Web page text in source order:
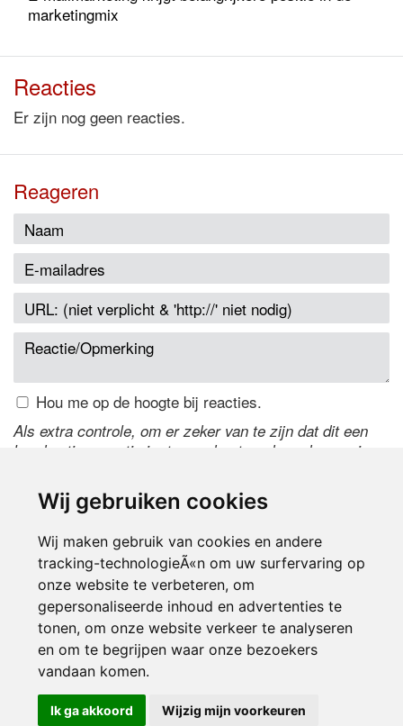
Wij gebruiken cookies
Wij maken gebruik van cookies en andere
tracking-technologieÃ«n om uw surfervaring op
onze website te verbeteren, om
gepersonaliseerde inhoud en advertenties te
tonen, om onze website verkeer te analyseren
en om te begrijpen waar onze bezoekers
vandaan komen.
Ik ga akkoord Wijzig mijn voorkeuren
marketingmix
Reacties
Er zijn nog geen reacties.
Reageren
Hou me op de hoogte bij reacties.
Als extra controle, om er zeker van te zijn dat dit een
handmatige reactie is, typ onderstaande code over in
de code te wijzigen.
© 2000-2026 UFE Media:Managersonline.nl|Brisk magazine